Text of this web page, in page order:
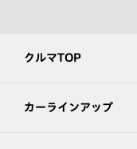
クルマTOP
カーラインアップ